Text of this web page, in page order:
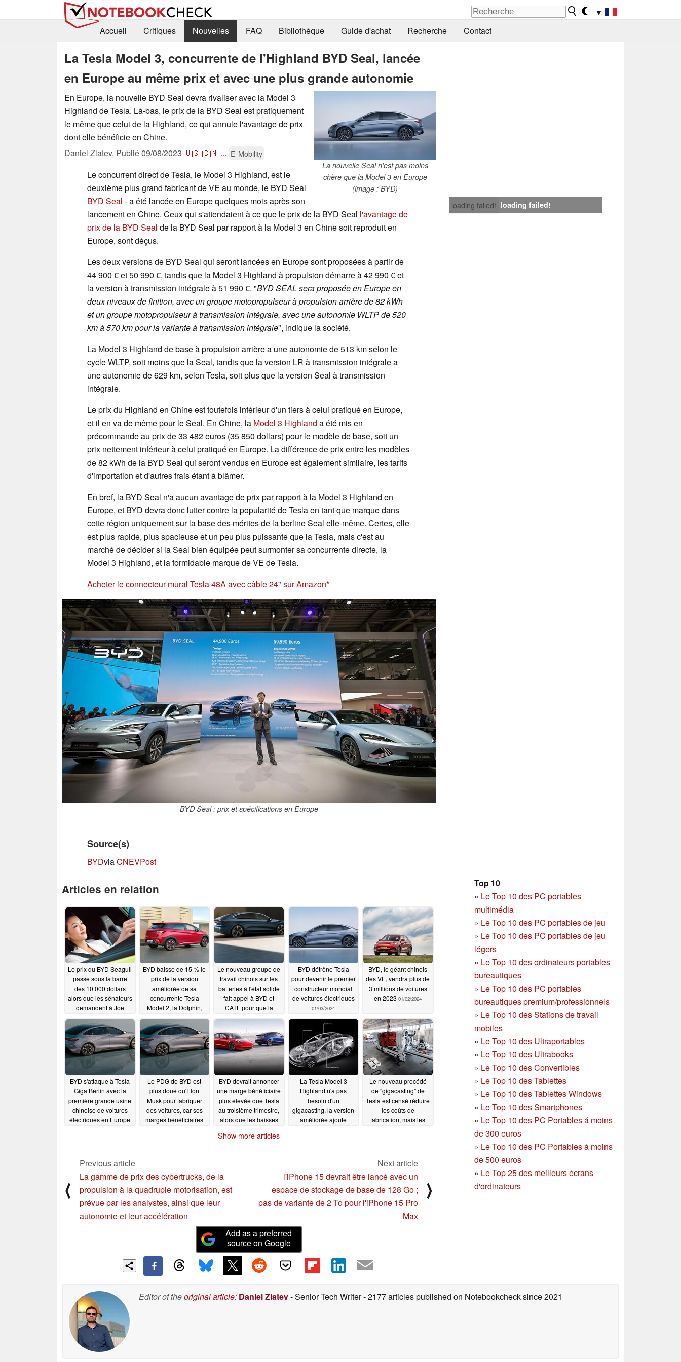
▼
Accueil
Critiques Nouvelles FAQ Bibliothèque Guide d'achat Recherche Contact
La Tesla Model 3, concurrente de l'Highland BYD Seal, lancée
en Europe au même prix et avec une plus grande autonomie
La nouvelle Seal n'est pas moins
chère que la Model 3 en Europe
(image : BYD)
En Europe, la nouvelle BYD Seal devra rivaliser avec la Model 3
Highland de Tesla. Là-bas, le prix de la BYD Seal est pratiquement
le même que celui de la Highland, ce qui annule l'avantage de prix
dont elle bénéficie en Chine.
Daniel Zlatev, Publié09/08/2023 🇺🇸🇨🇳 ... E-Mobility
loading failed! loading failed!
Le concurrent direct de Tesla, le Model 3 Highland, est le
deuxième plus grand fabricant de VE au monde, le BYD Seal
BYD Seal - a été lancée en Europe quelques mois après son
lancement en Chine. Ceux qui s'attendaient à ce que le prix de la BYD Seal l'avantage de
prix de la BYD Seal de la BYD Seal par rapport à la Model 3 en Chine soit reproduit en
Europe, sont déçus.
Les deux versions de BYD Seal qui seront lancées en Europe sont proposées à partir de
44 900 € et 50 990 €, tandis que la Model 3 Highland à propulsion démarre à 42 990 € et
la version à transmission intégrale à 51 990 €. "BYD SEAL sera proposée en Europe en
deux niveaux de finition, avec un groupe motopropulseur à propulsion arrière de 82 kWh
et un groupe motopropulseur à transmission intégrale, avec une autonomie WLTP de 520
km à 570 km pour la variante à transmission intégrale", indique la société.
La Model 3 Highland de base à propulsion arrière a une autonomie de 513 km selon le
cycle WLTP, soit moins que la Seal, tandis que la version LR à transmission intégrale a
une autonomie de 629 km, selon Tesla, soit plus que la version Seal à transmission
intégrale.
Le prix du Highland en Chine est toutefois inférieur d'un tiers à celui pratiqué en Europe,
et il en va de même pour le Seal. En Chine, la Model 3 Highland a été mis en
précommande au prix de 33 482 euros (35 850 dollars) pour le modèle de base, soit un
prix nettement inférieur à celui pratiqué en Europe. La différence de prix entre les modèles
de 82 kWh de la BYD Seal qui seront vendus en Europe est également similaire, les tarifs
d'importation et d'autres frais étant à blâmer.
En bref, la BYD Seal n'a aucun avantage de prix par rapport à la Model 3 Highland en
Europe, et BYD devra donc lutter contre la popularité de Tesla en tant que marque dans
cette région uniquement sur la base des mérites de la berline Seal elle-même. Certes, elle
est plus rapide, plus spacieuse et un peu plus puissante que la Tesla, mais c'est au
marché de décider si la Seal bien équipée peut surmonter sa concurrente directe, la
Model 3 Highland, et la formidable marque de VE de Tesla.
Acheter le connecteur mural Tesla 48A avec câble 24" sur Amazon
BYD Seal : prix et spécifications en Europe
Source(s)
BYDviaCNEVPost
Top 10
» Le Top 10 des PC portables
multimédia
» Le Top 10 des PC portables de jeu
» Le Top 10 des PC portables de jeu
légers
» Le Top 10 des ordinateurs portables
bureautiques
» Le Top 10 des PC portables
bureautiques premium/professionnels
» Le Top 10 des Stations de travail
mobiles
» Le Top 10 des Ultraportables
» Le Top 10 des Ultrabooks
» Le Top 10 des Convertibles
» Le Top 10 des Tablettes
» Le Top 10 des Tablettes Windows
» Le Top 10 des Smartphones
» Le Top 10 des PC Portables á moins
de 300 euros
» Le Top 10 des PC Portables á moins
de 500 euros
» Le Top 25 des meilleurs écrans
d'ordinateurs
Articles en relation
Le prix du BYD Seagull
passe sous la barre
des 10 000 dollars
alors que les sénateurs
demandent à Joe
droits de douane sur
les importations de
véhicules électriques
chinois 03/09/2024
BYD baisse de 15 % le
prix de la version
améliorée de sa
concurrente Tesla
Model 2, la Dolphin,
sièges ventilés
02/23/2024
Le nouveau groupe de
travail chinois sur les
batteries à l'état solide
fait appel à BYD et
CATL pour que la
des VE
BYD détrône Tesla
pour devenir le premier
constructeur mondial
de voitures électriques
01/03/2024
BYD, le géant chinois
des VE, vendra plus de
3 millions de voitures
en 2023 01/02/2024
BYD s'attaque à Tesla
Giga Berlin avec la
première grande usine
chinoise de voitures
électriques en Europe
Le PDG de BYD est
plus doué qu'Elon
Musk pour fabriquer
des voitures, car ses
marges bénéficiaires
BYD devrait annoncer
une marge bénéficiaire
plus élevée que Tesla
au troisième trimestre,
alors que les baisses
et Y pèsent sur les
La Tesla Model 3
Highland n'a pas
besoin d'un
gigacasting, la version
améliorée ajoute
Le nouveau procédé
de "gigacasting" de
Tesla est censé réduire
les coûts de
fabrication, mais les
09/15/2023
Show more articles
⟨
Previous article
La gamme de prix des cybertrucks, de la
propulsion à la quadruple motorisation, est
prévue par les analystes, ainsi que leur
autonomie et leur accélération
Next article
l'iPhone 15 devrait être lancé avec un
espace de stockage de base de 128 Go ;
pas de variante de 2 To pour l'iPhone 15 Pro
Max
⟩
Add as a preferred
source on Google
Editor of theoriginal article: Daniel Zlatev- Senior Tech Writer- 2177 articles published on Notebookchecksince 2021